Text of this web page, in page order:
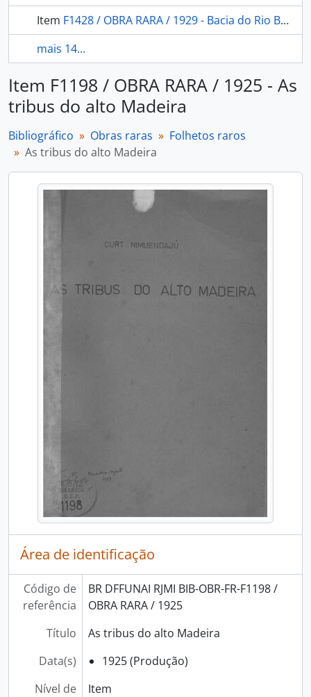
Item F1428 / OBRA RARA / 1929 - Bacia do Rio Branco: (Estado do Amazonas).
mais 14...
Item F1198 / OBRA RARA / 1925 - As
tribus do alto Madeira
Bibliográfico Obras raras
Folhetos raros
As tribus do alto Madeira
Área de identificação
Código de
referência
BR DFFUNAI RJMI BIB-OBR-FR-F1198 /
OBRA RARA / 1925
Título
As tribus do alto Madeira
Data(s)
1925 (Produção)
Nível de
Item